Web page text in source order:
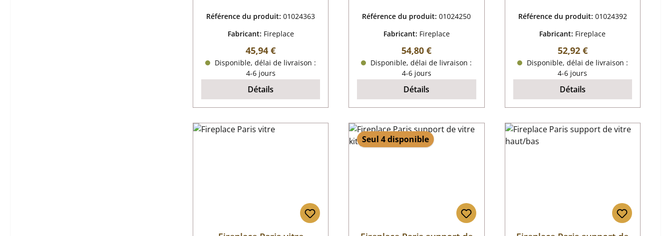
Référence du produit:01024363
Fabricant: Fireplace
Prix régulier :
45,94 €
Disponible, délai de livraison :
4-6 jours
Détails
Référence du produit:01024250
Fabricant: Fireplace
Prix régulier :
54,80 €
Disponible, délai de livraison :
4-6 jours
Détails
Référence du produit: 01024392
Fabricant: Fireplace
Prix régulier :
52,92 €
Disponible, délai de livraison :
4-6 jours
Détails
Seul 4 disponible